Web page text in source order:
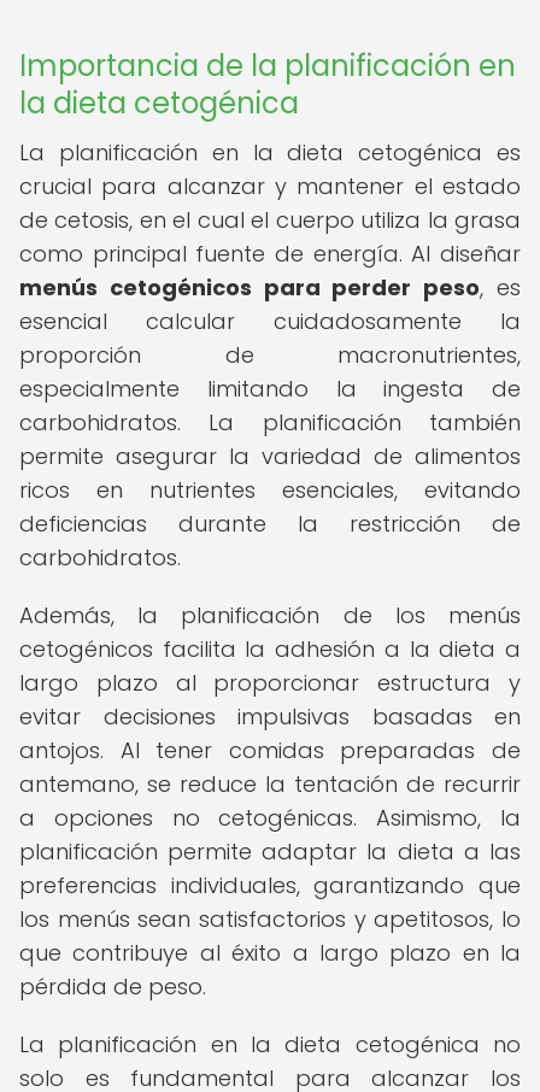
Importancia de la planificación en
la dieta cetogénica
La planificación en la dieta cetogénica es
crucial para alcanzar y mantener el estado
de cetosis, en el cual el cuerpo utiliza la grasa
como principal fuente de energía. Al diseñar
menús cetogénicos para perder peso, es
esencial calcular cuidadosamente la
proporción de macronutrientes,
especialmente limitando la ingesta de
carbohidratos. La planificación también
permite asegurar la variedad de alimentos
ricos en nutrientes esenciales, evitando
deficiencias durante la restricción de
carbohidratos.
Además, la planificación de los menús
cetogénicos facilita la adhesión a la dieta a
largo plazo al proporcionar estructura y
evitar decisiones impulsivas basadas en
antojos. Al tener comidas preparadas de
antemano, se reduce la tentación de recurrir
a opciones no cetogénicas. Asimismo, la
planificación permite adaptar la dieta a las
preferencias individuales, garantizando que
los menús sean satisfactorios y apetitosos, lo
que contribuye al éxito a largo plazo en la
pérdida de peso.
La planificación en la dieta cetogénica no
solo es fundamental para alcanzar los